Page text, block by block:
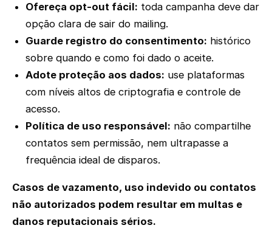
Ofereça opt-out fácil: toda campanha deve dar
opção clara de sair do mailing.
Guarde registro do consentimento: histórico
sobre quando e como foi dado o aceite.
Adote proteção aos dados: use plataformas
com níveis altos de criptografia e controle de
acesso.
Política de uso responsável: não compartilhe
contatos sem permissão, nem ultrapasse a
frequência ideal de disparos.
Casos de vazamento, uso indevido ou contatos
não autorizados podem resultar em multas e
danos reputacionais sérios.